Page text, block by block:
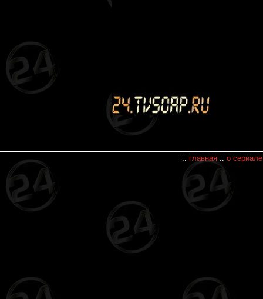
:: главная ::о сериале